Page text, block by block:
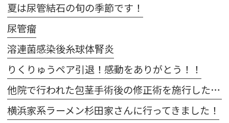
夏は尿管結石の旬の季節です！
尿管瘤
溶連菌感染後糸球体腎炎
りくりゅうペア引退！感動をありがとう！！
他院で行われた包茎手術後の修正術を施行した2例
横浜家系ラーメン杉田家さんに行ってきました！